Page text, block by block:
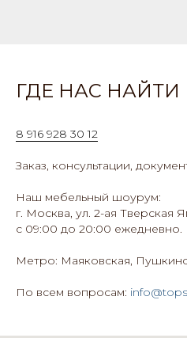
ГДЕ НАС НАЙТИ
8 916 928 30 12
Заказ, консультации,
Наш мебельный шоурум:
г. Москва, ул. 2-ая Тверская
с 09:00 до 20:00 ежедневно.
Метро: Маяковская,
По всем вопросам: